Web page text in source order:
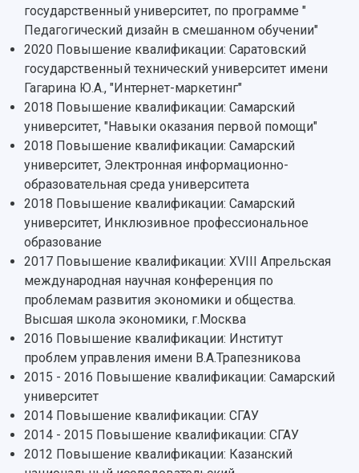
государственный университет, по программе "
Педагогический дизайн в смешанном обучении"
2020 Повышение квалификации: Саратовский
государственный технический университет имени
Гагарина Ю.А., "Интернет-маркетинг"
2018 Повышение квалификации: Самарский
университет, "Навыки оказания первой помощи"
2018 Повышение квалификации: Самарский
университет, Электронная информационно-
образовательная среда университета
2018 Повышение квалификации: Самарский
университет, Инклюзивное профессиональное
образование
2017 Повышение квалификации: XVIII Апрельская
международная научная конференция по
проблемам развития экономики и общества.
Высшая школа экономики, г.Москва
2016 Повышение квалификации: Институт
проблем управления имени В.А.Трапезникова
2015 - 2016 Повышение квалификации: Самарский
университет
2014 Повышение квалификации: СГАУ
2014 - 2015 Повышение квалификации: СГАУ
2012 Повышение квалификации: Казанский